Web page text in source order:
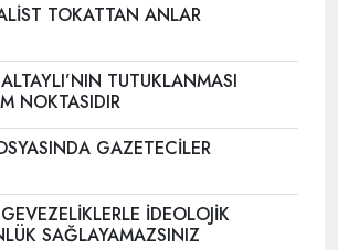
TOKATTAN ANLAR
TUTUKLANMASI
NOKTASIDIR
GAZETECİLER
İDEOLOJİK
SAĞLAYAMAZSINIZ